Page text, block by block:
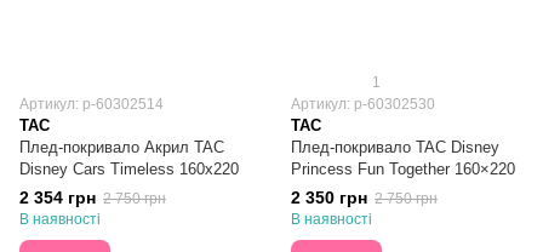
Артикул: p-60302514
TAC
Плед-покривало Акрил TAC
Disney Cars Timeless 160х220
2 354 грн 2 750 грн
В наявності
1
Артикул: p-60302530
TAC
Плед-покривало TAC Disney
Princess Fun Together 160×220
2 350 грн 2 750 грн
В наявності